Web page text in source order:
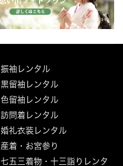
振袖レンタル
黒留袖レンタル
色留袖レンタル
訪問着レンタル
婚礼衣装レンタル
産着・お宮参り
七五三着物・十三詣りレンタ